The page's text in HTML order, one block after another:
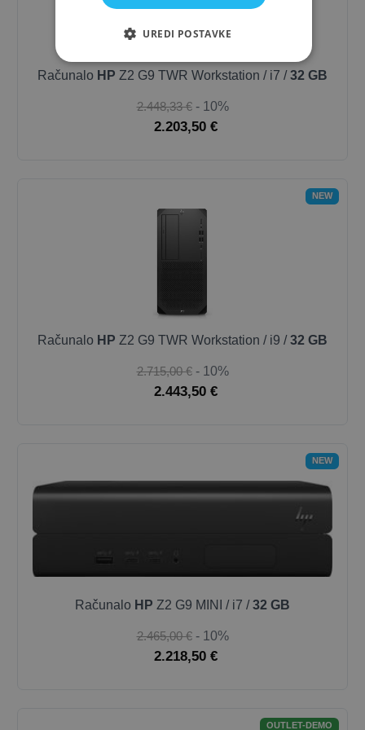
Računalo HP Z2 G9 TWR Workstation / i7 /32 GB
2.448,33 € - 10%
2.203,50 €
NEW
Računalo HP Z2 G9 TWR Workstation / i9 /32 GB
2.715,00 € - 10%
2.443,50 €
NEW
Računalo HP Z2 G9 MINI / i7 /32 GB
2.465,00 € - 10%
2.218,50 €
OUTLET-DEMO
UREDI POSTAVKE